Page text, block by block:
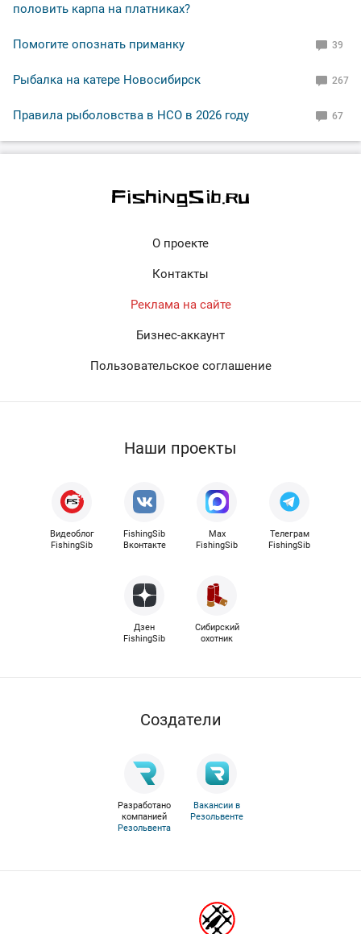
половить карпа на платниках?
Помогите опознать приманку 39
Рыбалка на катере Новосибирск 267
Правила рыболовства в НСО в 2026 году 67
О проекте
Контакты
Реклама на сайте
Бизнес-аккаунт
Пользовательское соглашение
Наши проекты
Видеоблог
FishingSib
FishingSib
Вконтакте
Max
FishingSib
Телеграм
FishingSib
Дзен
FishingSib
Сибирский
охотник
Cоздатели
Разработано
компанией
Резольвента
Вакансии в
Резольвенте